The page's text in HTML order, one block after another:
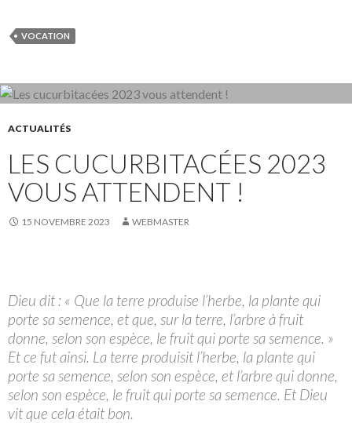
VOCATION
ACTUALITÉS
LES CUCURBITACÉES 2023
VOUS ATTENDENT !
15 NOVEMBRE 2023 WEBMASTER
Dieu dit : « Que la terre produise l’herbe, la plante qui
porte sa semence, et que, sur la terre, l’arbre à fruit
donne, selon son espèce, le fruit qui porte sa semence. »
Et ce fut ainsi. La terre produisit l’herbe, la plante qui
porte sa semence, selon son espèce, et l’arbre qui donne,
selon son espèce, le fruit qui porte sa semence. Et Dieu
vit que cela était bon.